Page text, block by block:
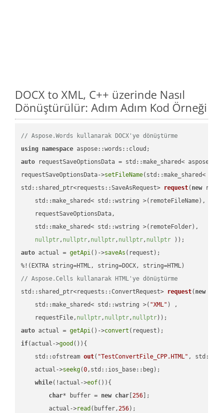
DOCX to XML, C++ üzerinde Nasıl
Dönüştürülür: Adım Adım Kod Örneği
// Aspose.Words kullanarak DOCX'ye dönüştürme
using namespace
auto requestSaveOptionsData = std::make_shared<
requestSaveOptionsData->setFileName(std::make_shared<
std::shared_ptr<requests::SaveAsRequest> request( new
    std::make_shared< std::wstring >(remoteFileName),
    requestSaveOptionsData,
    std::make_shared< std::wstring >(remoteFolder),
nullptr, nullptr, nullptr, nullptr, nullptr ))
auto actual = getApi()->saveAs (request);
// Aspose.Cells kullanarak HTML'ye dönüştürme
std::shared_ptr<requests::ConvertRequest> request( new
    std::make_shared< std::wstring >(
"XML" ) ,
    requestFile,
nullptr, nullptr, nullptr))
auto actual = getApi()->convert
if(actual->good ()){
std::ofstream out( "TestConvertFile_CPP.HTML" ,
    actual->
seekg(0,std::ios_base::beg);
while(!actual->eof()){
char* buffer = new char [256 ];
        actual->
read (buffer,256);